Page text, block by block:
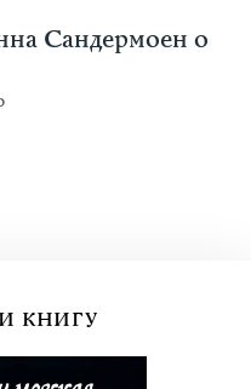
Сандермоен о
КНИГУ